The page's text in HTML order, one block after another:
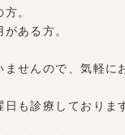
。
ある方。
ませんので、気軽に
も診療しておりま